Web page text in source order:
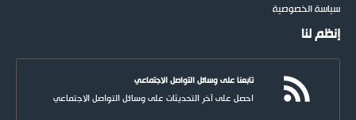
سياسة الخصوصية
إنظم لنا
تابعنا على وسائل التواصل الاجتماعي
احصل على آخر التحديثات على وسائل التواصل الاجتماعي